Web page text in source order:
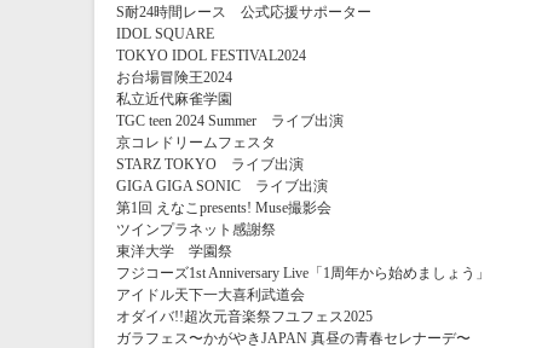
S耐24時間レース 公式応援サポーター
IDOL SQUARE
TOKYO IDOL FESTIVAL2024
お台場冒険王2024
私立近代麻雀学園
TGC teen 2024 Summer ライブ出演
京コレドリームフェスタ
STARZ TOKYO ライブ出演
GIGA GIGA SONIC ライブ出演
第1回 えなこpresents! Muse撮影会
ツインプラネット感謝祭
東洋大学 学園祭
フジコーズ1st Anniversary Live「1周年から始めましょう」
アイドル天下一大喜利武道会
オダイバ!!超次元音楽祭フユフェス2025
ガラフェス〜かがやきJAPAN 真昼の青春セレナーデ〜